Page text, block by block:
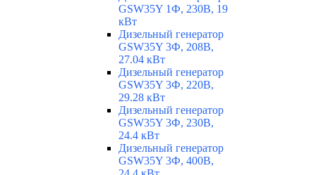
GSW35Y 1Ф, 230В, 19
кВт
Дизельный генератор
GSW35Y 3Ф, 208В,
27.04 кВт
Дизельный генератор
GSW35Y 3Ф, 220В,
29.28 кВт
Дизельный генератор
GSW35Y 3Ф, 230В,
24.4 кВт
Дизельный генератор
GSW35Y 3Ф, 400В,